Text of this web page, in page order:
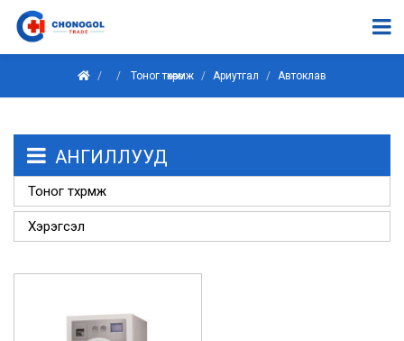
Тоног төхөөрөмж Ариутгал Автоклав
АНГИЛЛУУД
Тоног төхөөрөмж
Хэрэгсэл